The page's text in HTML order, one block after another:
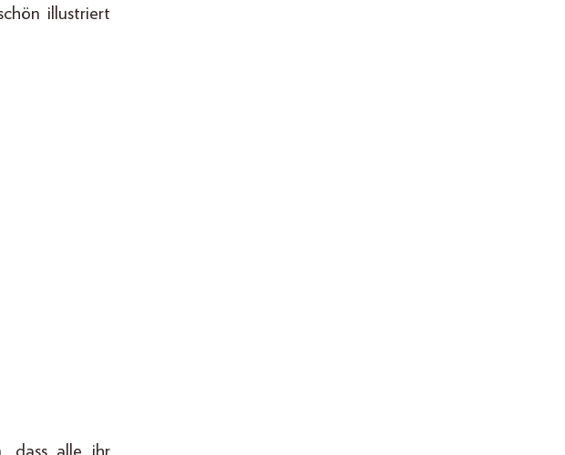
illustriert
dass alle ihr